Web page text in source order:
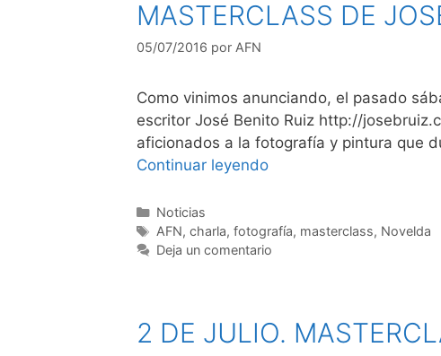
MASTERCLASS DE
05/07/2016 por AFN
Como vinimos anunciando, el pasado
escritor José Benito Ruiz http://
aficionados a la fotografía y pintura que
Continuar leyendo
Categorías
Noticias
Etiquetas
AFN, charla, fotografía, masterclass, Novelda
Deja un comentario
2 DE JULIO.